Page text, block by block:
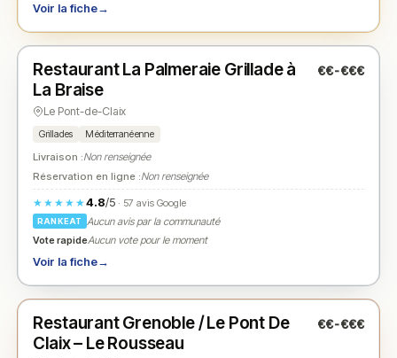
Voir la fiche→
★ N° 2
Restaurant La Palmeraie Grillade à
La Braise
€€-€€€
Le Pont-de-Claix
Grillades Méditerranéenne
Livraison :Non renseignée
Réservation en ligne :Non renseignée
★★★★★4.8/5· 57 avis Google
RANKEAT
Aucun avis par la communauté
Vote rapideAucun vote pour le moment
Voir la fiche→
★ N° 3
Restaurant Grenoble / Le Pont De
Claix – Le Rousseau
€€-€€€